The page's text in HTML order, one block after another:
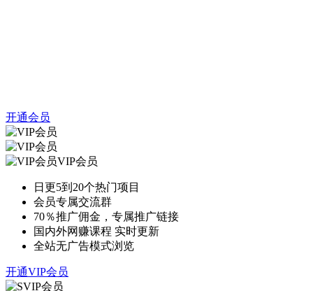
开通会员
VIP会员
日更5到20个热门项目
会员专属交流群
70％推广佣金，专属推广链接
国内外网赚课程 实时更新
全站无广告模式浏览
开通VIP会员